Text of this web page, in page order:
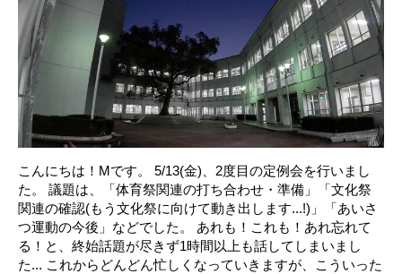
こんにちは！Mです。 5/13(金)、2度目の定例会を行いまし
た。 議題は、「体育祭関連の打ち合わせ・準備」「文化祭
関連の確認(もう文化祭に向けて動き出します...!)」「あいさ
つ運動の今後」などでした。 あれも！これも！あれ忘れて
る！と、終始話題が尽きず1時間以上も話してしまいまし
た... これからどんどん忙しくなっていきますが、こういった